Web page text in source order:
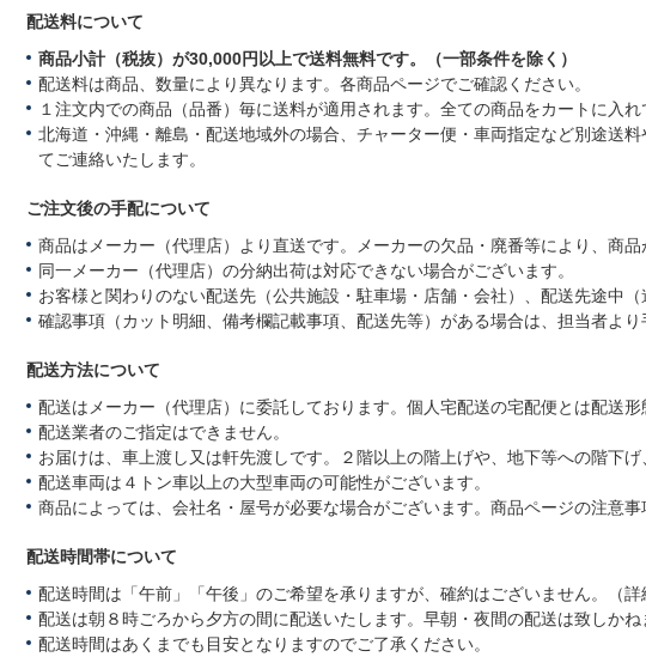
配送料について
商品小計（税抜）が30,000円以上で送料無料です。（一部条件を除く）
配送料は商品、数量により異なります。各商品ページでご確認ください。
１注文内での商品（品番）毎に送料が適用されます。全ての商品をカートに入れ
北海道・沖縄・離島・配送地域外の場合、チャーター便・車両指定など別途送
てご連絡いたします。
ご注文後の手配について
商品はメーカー（代理店）より直送です。メーカーの欠品・廃番等により、商品
同一メーカー（代理店）の分納出荷は対応できない場合がございます。
お客様と関わりのない配送先（公共施設・駐車場・店舗・会社）、配送先途中
確認事項（カット明細、備考欄記載事項、配送先等）がある場合は、担当者より
配送方法について
配送はメーカー（代理店）に委託しております。個人宅配送の宅配便とは配送形
配送業者のご指定はできません。
お届けは、車上渡し又は軒先渡しです。２階以上の階上げや、地下等への階下げ
配送車両は４トン車以上の大型車両の可能性がございます。
商品によっては、会社名・屋号が必要な場合がございます。商品ページの注意事
配送時間帯について
配送時間は「午前」「午後」のご希望を承りますが、確約はございません。（詳
配送は朝８時ごろから夕方の間に配送いたします。早朝・夜間の配送は致しかね
配送時間はあくまでも目安となりますのでご了承ください。